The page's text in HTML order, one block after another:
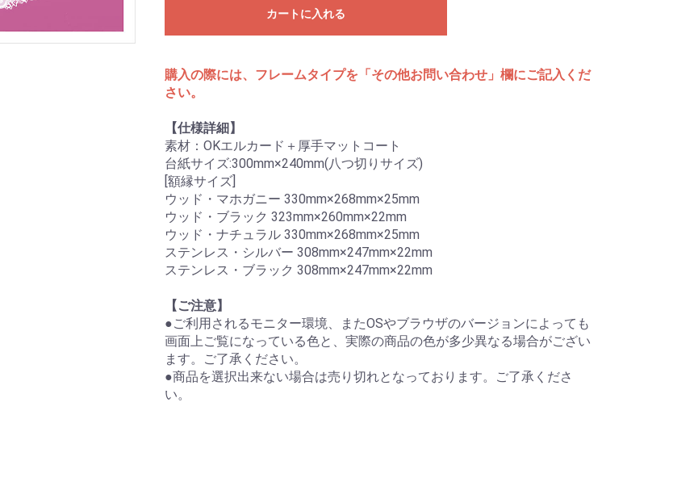
カートに入れる
購入の際には、フレームタイプを「その他お問い合わせ」欄にご記入くだ
さい。
【仕様詳細】
素材：OKエルカード＋厚手マットコート
台紙サイズ:300mm×240mm(八つ切りサイズ)
[額縁サイズ]
ウッド・マホガニー 330mm×268mm×25mm
ウッド・ブラック 323mm×260mm×22mm
ウッド・ナチュラル 330mm×268mm×25mm
ステンレス・シルバー 308mm×247mm×22mm
ステンレス・ブラック 308mm×247mm×22mm
【ご注意】
●ご利用されるモニター環境、またOSやブラウザのバージョンによっても
画面上ご覧になっている色と、実際の商品の色が多少異なる場合がござい
ます。ご了承ください。
●商品を選択出来ない場合は売り切れとなっております。ご了承くださ
い。